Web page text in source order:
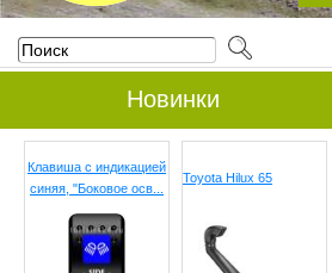
Новинки
Клавиша с индикацией
синяя, "Боковое осв...
Toyota Hilux 65